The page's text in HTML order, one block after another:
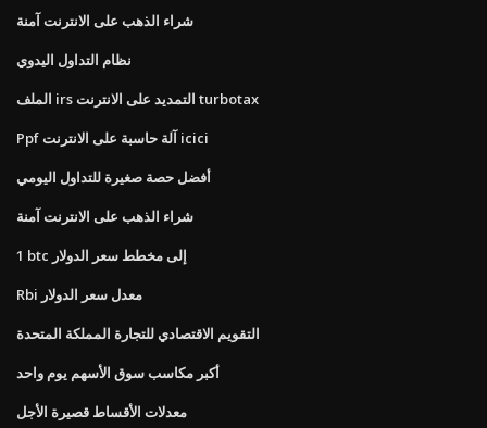
شراء الذهب على الانترنت آمنة
نظام التداول اليدوي
الملف irs التمديد على الانترنت turbotax
Ppf آلة حاسبة على الانترنت icici
أفضل حصة صغيرة للتداول اليومي
شراء الذهب على الانترنت آمنة
1 btc إلى مخطط سعر الدولار
Rbi معدل سعر الدولار
التقويم الاقتصادي للتجارة المملكة المتحدة
أكبر مكاسب سوق الأسهم يوم واحد
معدلات الأقساط قصيرة الأجل